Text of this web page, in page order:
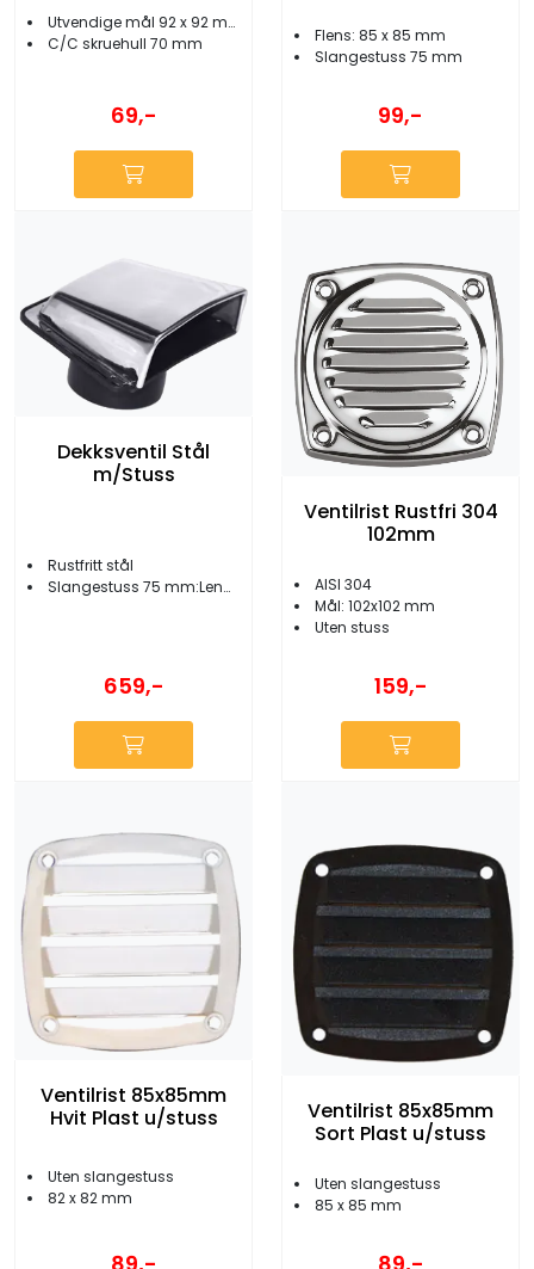
Utvendige mål 92 x 92 mm
C/C skruehull 70 mm
69,-
Flens: 85 x 85 mm
Slangestuss 75 mm
99,-
Dekksventil Stål
m/Stuss
Rustfritt stål
Slangestuss 75 mm:Lengde 140 mm
659,-
Ventilrist Rustfri 304
102mm
AISI 304
Mål: 102x102 mm
Uten stuss
159,-
Ventilrist 85x85mm
Hvit Plast u/stuss
Uten slangestuss
82 x 82 mm
Ventilrist 85x85mm
Sort Plast u/stuss
Uten slangestuss
85 x 85 mm